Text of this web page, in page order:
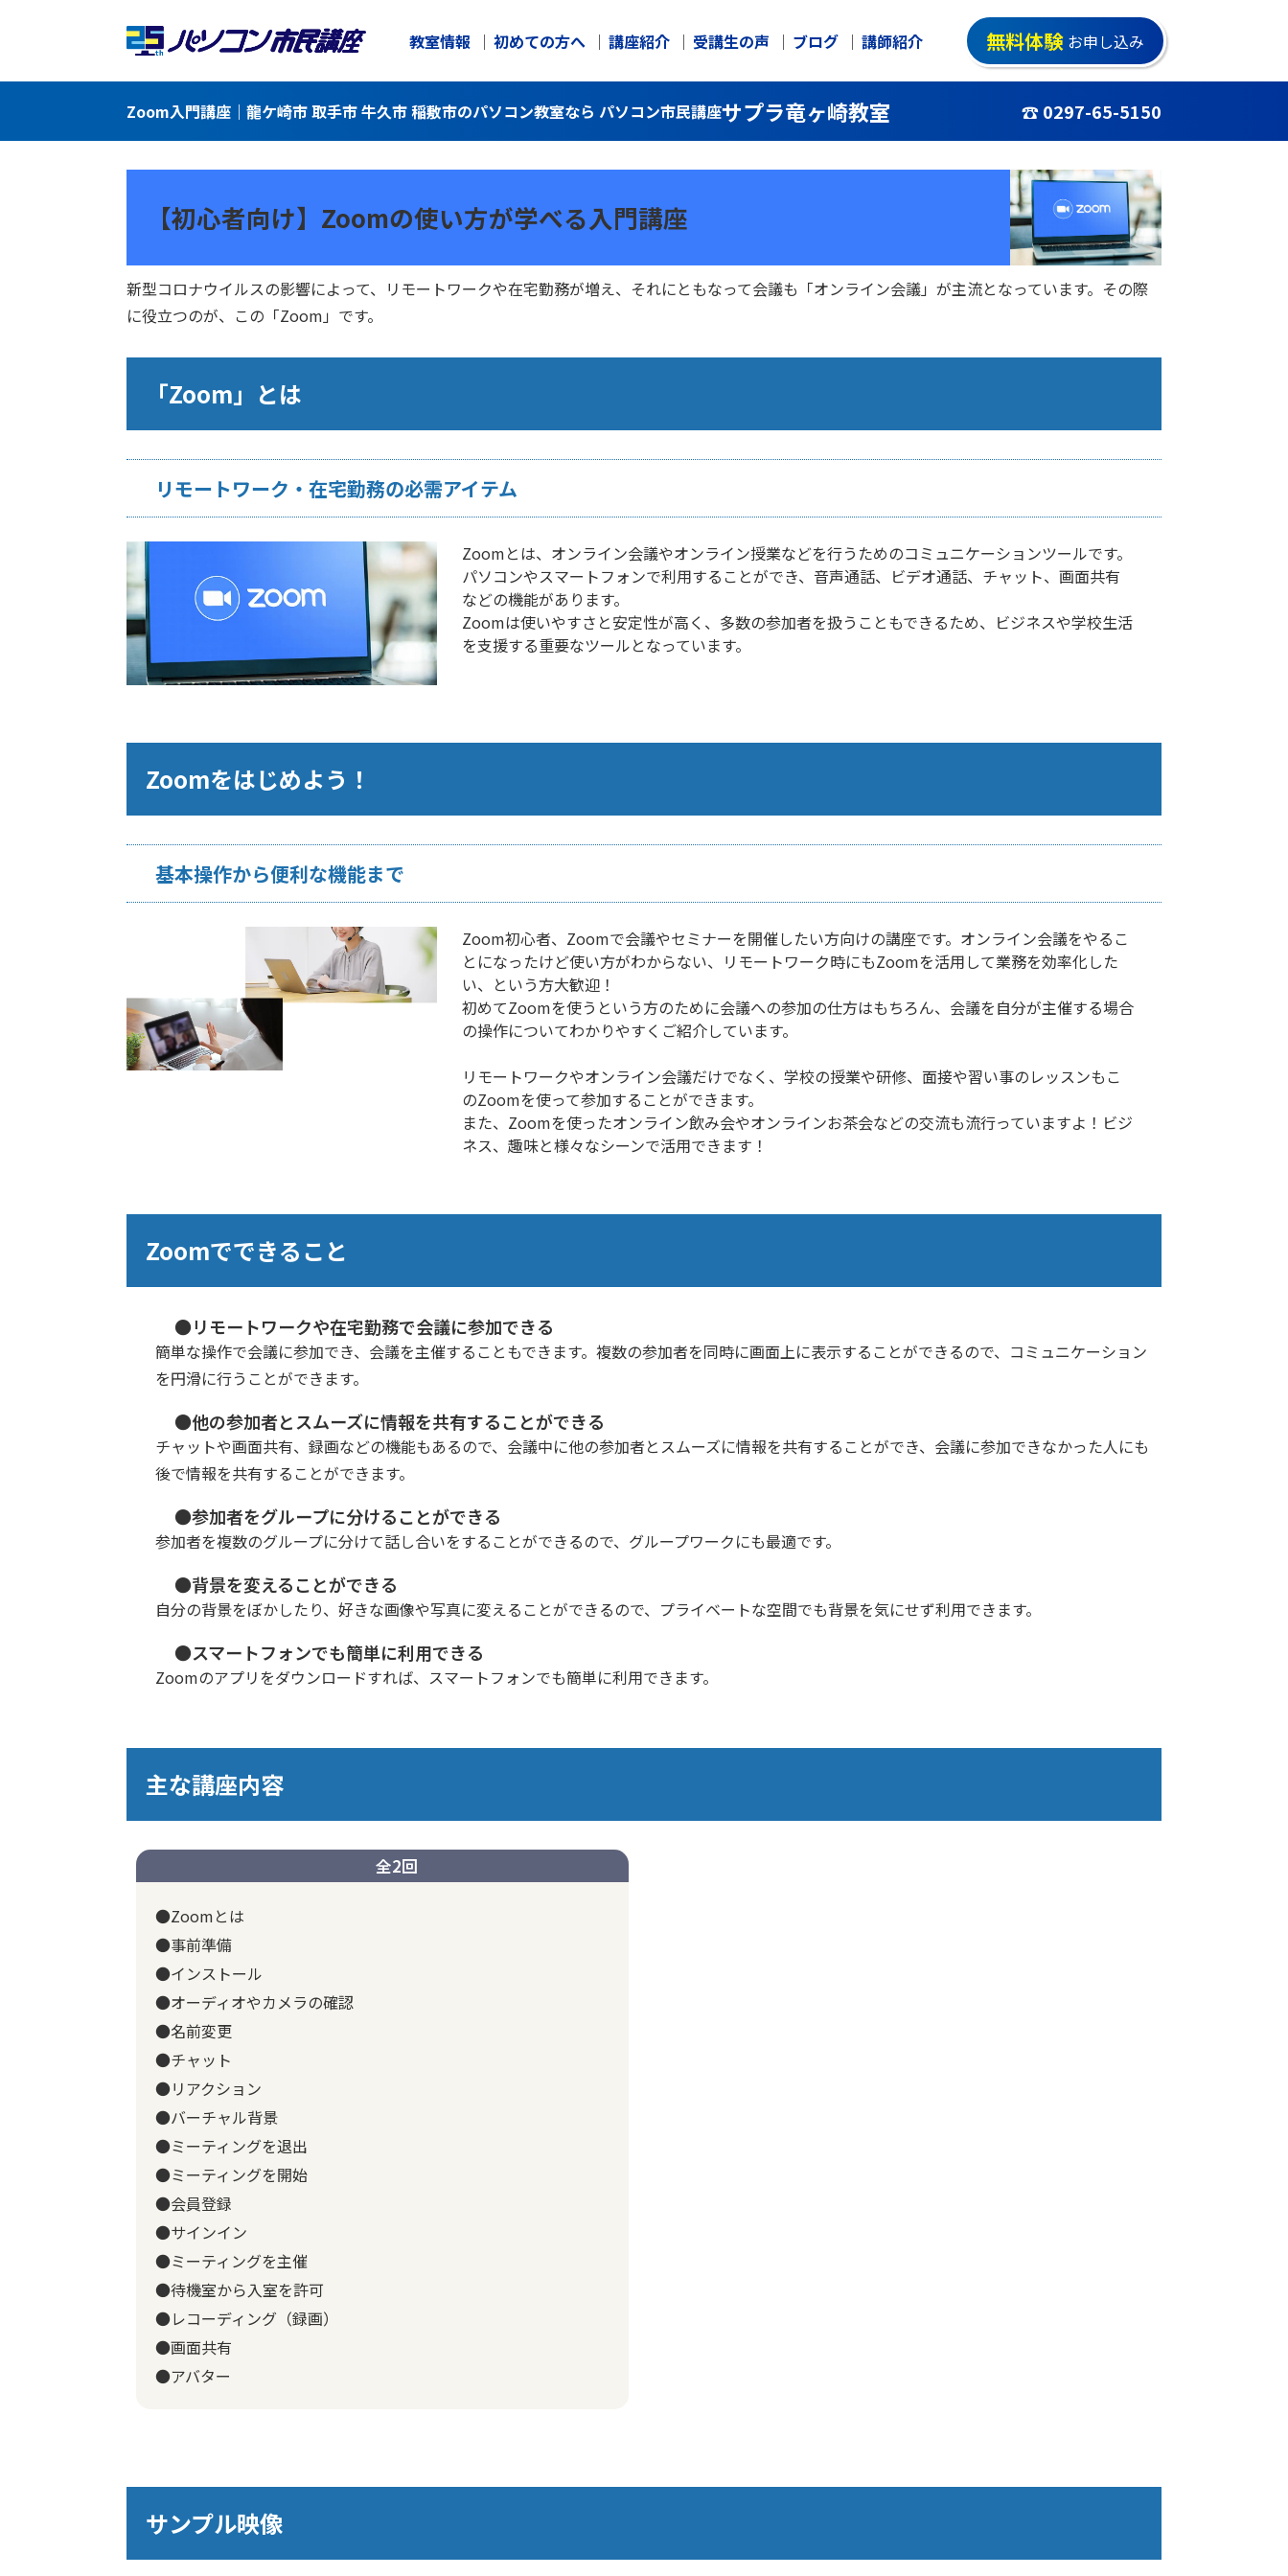
教室情報 初めての方へ 講座紹介 受講生の声 ブログ 講師紹介 無料体験 お申し込み
Zoom入門講座｜龍ケ崎市 取手市 牛久市 稲敷市のパソコン教室なら パソコン市民講座サプラ竜ヶ崎教室 ☎ 0297-65-5150
【初心者向け】Zoomの使い方が学べる入門講座
新型コロナウイルスの影響によって、リモートワークや在宅勤務が増え、それにともなって会議も「オンライン会議」が主流となっています。その際
に役立つのが、この「Zoom」です。
「Zoom」とは
リモートワーク・在宅勤務の必需アイテム
Zoomとは、オンライン会議やオンライン授業などを行うためのコミュニケーションツールです。
パソコンやスマートフォンで利用することができ、音声通話、ビデオ通話、チャット、画面共有
などの機能があります。
Zoomは使いやすさと安定性が高く、多数の参加者を扱うこともできるため、ビジネスや学校生活
を支援する重要なツールとなっています。
Zoomをはじめよう！
基本操作から便利な機能まで
Zoom初心者、Zoomで会議やセミナーを開催したい方向けの講座です。オンライン会議をやるこ
とになったけど使い方がわからない、リモートワーク時にもZoomを活用して業務を効率化した
い、という方大歓迎！
初めてZoomを使うという方のために会議への参加の仕方はもちろん、会議を自分が主催する場合
の操作についてわかりやすくご紹介しています。
リモートワークやオンライン会議だけでなく、学校の授業や研修、面接や習い事のレッスンもこ
のZoomを使って参加することができます。
また、Zoomを使ったオンライン飲み会やオンラインお茶会などの交流も流行っていますよ！ビジ
ネス、趣味と様々なシーンで活用できます！
Zoomでできること
●リモートワークや在宅勤務で会議に参加できる
簡単な操作で会議に参加でき、会議を主催することもできます。複数の参加者を同時に画面上に表示することができるので、コミュニケーション
を円滑に行うことができます。
●他の参加者とスムーズに情報を共有することができる
チャットや画面共有、録画などの機能もあるので、会議中に他の参加者とスムーズに情報を共有することができ、会議に参加できなかった人にも
後で情報を共有することができます。
●参加者をグループに分けることができる
参加者を複数のグループに分けて話し合いをすることができるので、グループワークにも最適です。
●背景を変えることができる
自分の背景をぼかしたり、好きな画像や写真に変えることができるので、プライベートな空間でも背景を気にせず利用できます。
●スマートフォンでも簡単に利用できる
Zoomのアプリをダウンロードすれば、スマートフォンでも簡単に利用できます。
主な講座内容
全2回
●Zoomとは
●事前準備
●インストール
●オーディオやカメラの確認
●名前変更
●チャット
●リアクション
●バーチャル背景
●ミーティングを退出
●ミーティングを開始
●会員登録
●サインイン
●ミーティングを主催
●待機室から入室を許可
●レコーディング（録画）
●画面共有
●アバター
サンプル映像